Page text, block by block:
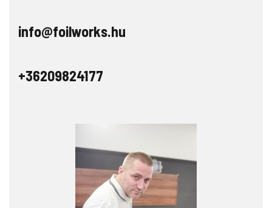
info@foilworks.hu
+36209824177